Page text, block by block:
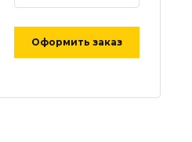
Оформить заказ